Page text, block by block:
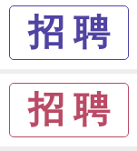
招 聘
招 聘